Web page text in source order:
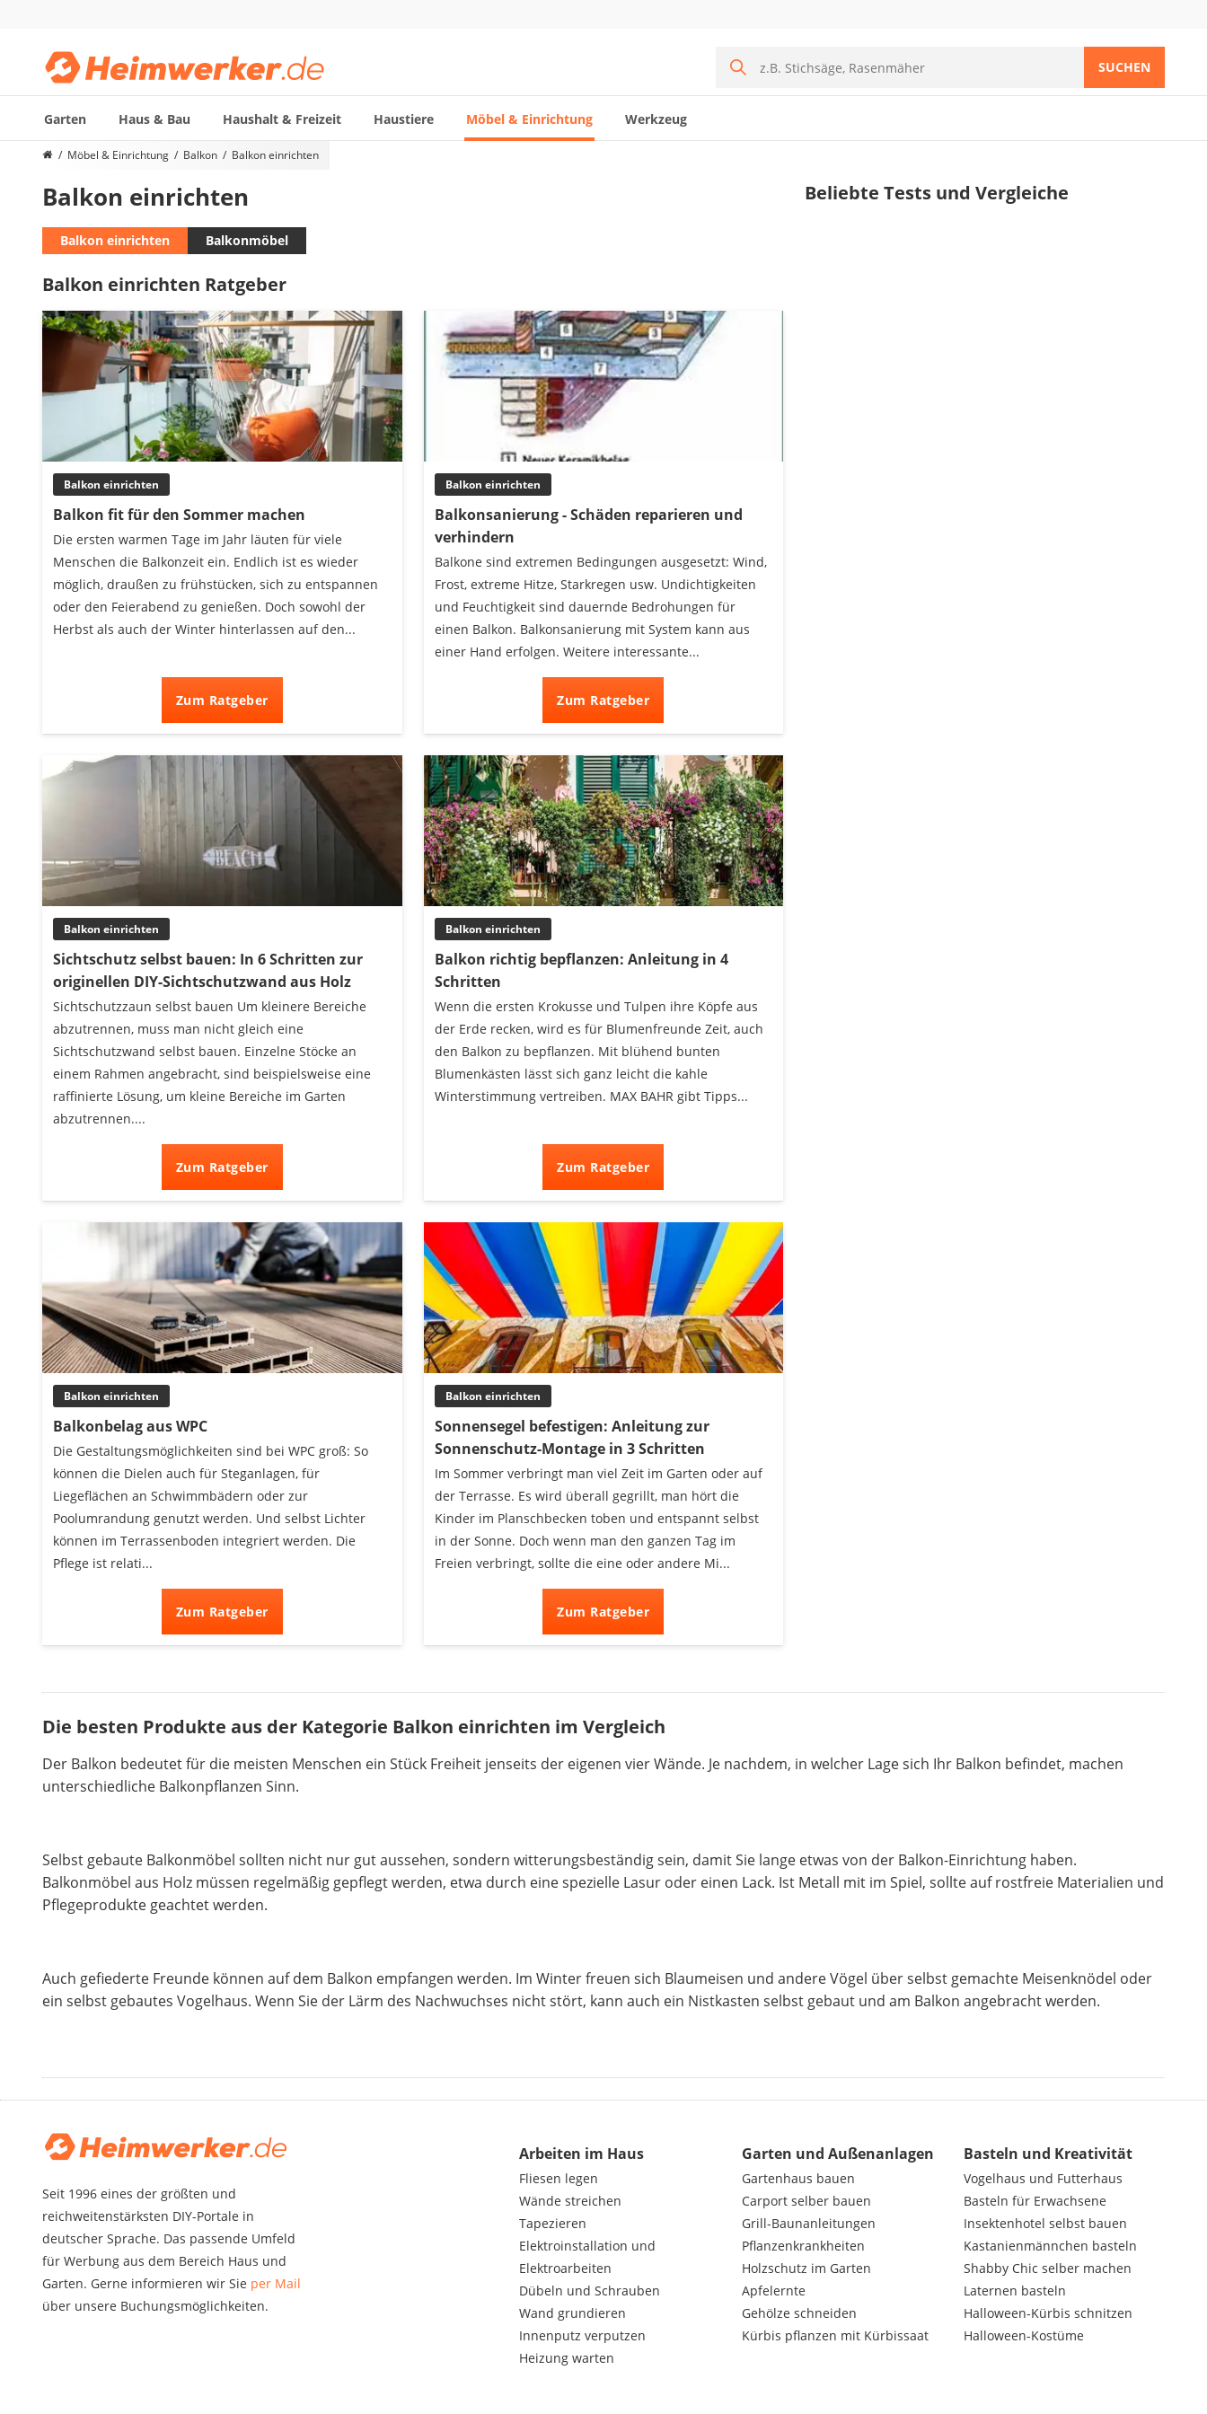
SUCHEN
Garten Haus & Bau Haushalt & Freizeit Haustiere Möbel & Einrichtung Werkzeug
Die beliebtesten Vergleiche nach Kategorie
Daunenkissen
Radiowecker
Heizdecke
Daunendecken
Backofen
HiFi-Lautsprecher
Samsung-Waschmaschine
LED-Feuchtraumleuchte
Decke mit Ärmeln
4K-Beamer
Schraubendreher-Set
Sägekettenschärfgerät
Geschirrspüler 45 cm
Fußsack
Steckdosenradio
Seilwinde
Zerkleinerer
Absauganlage
Möbel & Einrichtung Balkon Balkon einrichten
Balkon einrichten
Balkon einrichten Balkonmöbel
Balkon einrichten Ratgeber
Balkon einrichten
Balkon fit für den Sommer machen
Die ersten warmen Tage im Jahr läuten für viele
Menschen die Balkonzeit ein. Endlich ist es wieder
möglich, draußen zu frühstücken, sich zu entspannen
oder den Feierabend zu genießen. Doch sowohl der
Herbst als auch der Winter hinterlassen auf den...
Zum Ratgeber
Balkon einrichten
Balkonsanierung - Schäden reparieren und
verhindern
Balkone sind extremen Bedingungen ausgesetzt: Wind,
Frost, extreme Hitze, Starkregen usw. Undichtigkeiten
und Feuchtigkeit sind dauernde Bedrohungen für
einen Balkon. Balkonsanierung mit System kann aus
einer Hand erfolgen. Weitere interessante...
Zum Ratgeber
Balkon einrichten
Sichtschutz selbst bauen: In 6 Schritten zur
originellen DIY-Sichtschutzwand aus Holz
Sichtschutzzaun selbst bauen Um kleinere Bereiche
abzutrennen, muss man nicht gleich eine
Sichtschutzwand selbst bauen. Einzelne Stöcke an
einem Rahmen angebracht, sind beispielsweise eine
raffinierte Lösung, um kleine Bereiche im Garten
abzutrennen....
Zum Ratgeber
Balkon einrichten
Balkon richtig bepflanzen: Anleitung in 4
Schritten
Wenn die ersten Krokusse und Tulpen ihre Köpfe aus
der Erde recken, wird es für Blumenfreunde Zeit, auch
den Balkon zu bepflanzen. Mit blühend bunten
Blumenkästen lässt sich ganz leicht die kahle
Winterstimmung vertreiben. MAX BAHR gibt Tipps...
Zum Ratgeber
Balkon einrichten
Balkonbelag aus WPC
Die Gestaltungsmöglichkeiten sind bei WPC groß: So
können die Dielen auch für Steganlagen, für
Liegeflächen an Schwimmbädern oder zur
Poolumrandung genutzt werden. Und selbst Lichter
können im Terrassenboden integriert werden. Die
Pflege ist relati...
Zum Ratgeber
Balkon einrichten
Sonnensegel befestigen: Anleitung zur
Sonnenschutz-Montage in 3 Schritten
Im Sommer verbringt man viel Zeit im Garten oder auf
der Terrasse. Es wird überall gegrillt, man hört die
Kinder im Planschbecken toben und entspannt selbst
in der Sonne. Doch wenn man den ganzen Tag im
Freien verbringt, sollte die eine oder andere Mi...
Zum Ratgeber
Beliebte Tests und Vergleiche
Die besten Produkte aus der Kategorie Balkon einrichten im Vergleich
Der Balkon bedeutet für die meisten Menschen ein Stück Freiheit jenseits der eigenen vier Wände. Je nachdem, in welcher Lage sich Ihr Balkon befindet, machen
unterschiedliche Balkonpflanzen Sinn.
Selbst gebaute Balkonmöbel sollten nicht nur gut aussehen, sondern witterungsbeständig sein, damit Sie lange etwas von der Balkon-Einrichtung haben.
Balkonmöbel aus Holz müssen regelmäßig gepflegt werden, etwa durch eine spezielle Lasur oder einen Lack. Ist Metall mit im Spiel, sollte auf rostfreie Materialien und
Pflegeprodukte geachtet werden.
Auch gefiederte Freunde können auf dem Balkon empfangen werden. Im Winter freuen sich Blaumeisen und andere Vögel über selbst gemachte Meisenknödel oder
ein selbst gebautes Vogelhaus. Wenn Sie der Lärm des Nachwuchses nicht stört, kann auch ein Nistkasten selbst gebaut und am Balkon angebracht werden.
Seit 1996 eines der größten und
reichweitenstärksten DIY-Portale in
deutscher Sprache. Das passende Umfeld
für Werbung aus dem Bereich Haus und
Garten. Gerne informieren wir Sie per Mail
über unsere Buchungsmöglichkeiten.
Arbeiten im Haus
Fliesen legen
Wände streichen
Tapezieren
Elektroinstallation und
Elektroarbeiten
Dübeln und Schrauben
Wand grundieren
Innenputz verputzen
Heizung warten
Garten und Außenanlagen
Gartenhaus bauen
Carport selber bauen
Grill-Baunanleitungen
Pflanzenkrankheiten
Holzschutz im Garten
Apfelernte
Gehölze schneiden
Kürbis pflanzen mit Kürbissaat
Basteln und Kreativität
Vogelhaus und Futterhaus
Basteln für Erwachsene
Insektenhotel selbst bauen
Kastanienmännchen basteln
Shabby Chic selber machen
Laternen basteln
Halloween-Kürbis schnitzen
Halloween-Kostüme